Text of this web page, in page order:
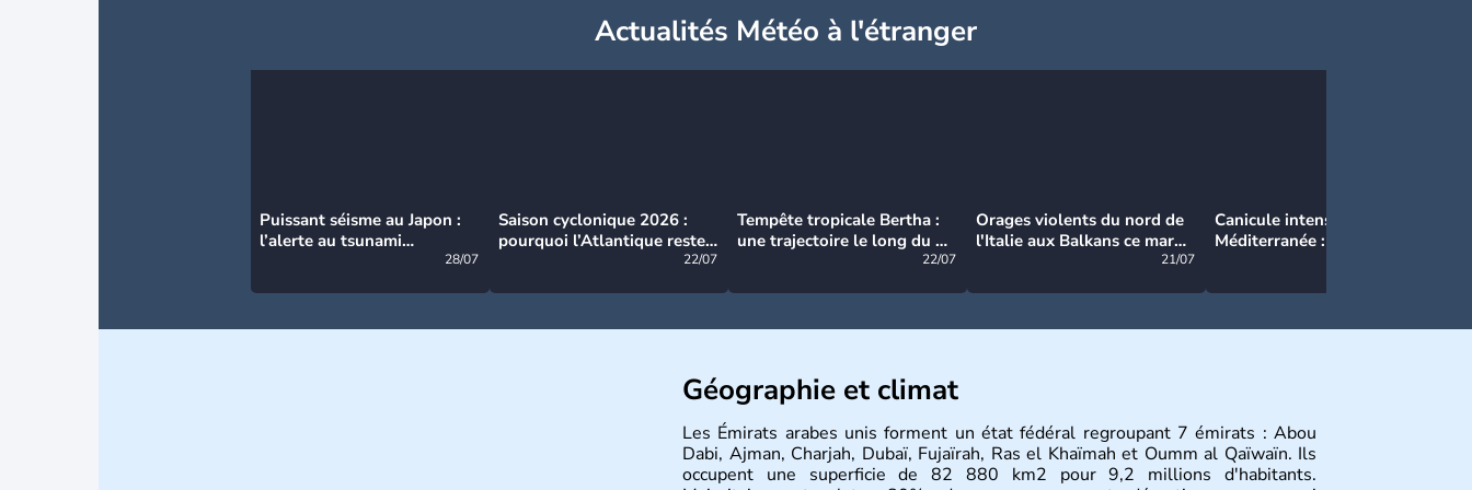
Actualités Météo à l'étranger
Puissant séisme au Japon :
l’alerte au tsunami
28/07
Saison cyclonique 2026 :
pourquoi l’Atlantique reste
22/07
Tempête tropicale Bertha :
une trajectoire le long du du
22/07
Orages violents du nord de
l'Italie aux Balkans ce mardi
21/07
Canicule intense en
Méditerranée : près de 50°C
Géographie et climat
Les Émirats arabes unis forment un état fédéral regroupant 7 émirats : Abou
Dabi, Ajman, Charjah, Dubaï, Fujaïrah, Ras el Khaïmah et Oumm al Qaïwaïn. Ils
occupent une superficie de 82 880 km2 pour 9,2 millions d'habitants.